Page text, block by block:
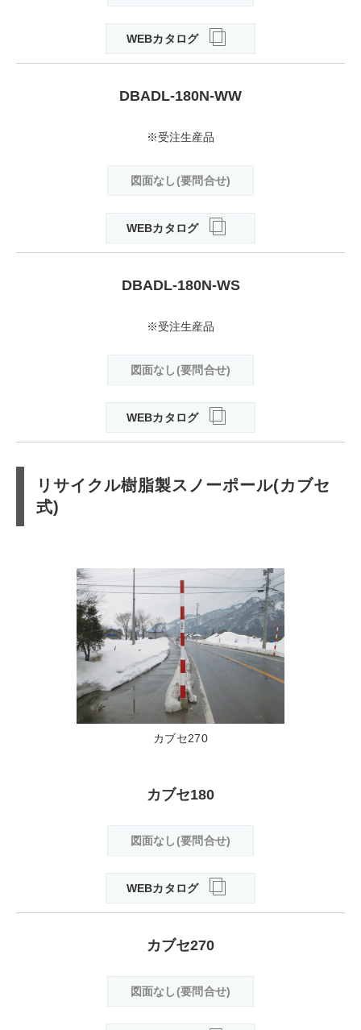
WEBカタログ
DBADL-180N-WW
※受注生産品
図面なし(要問合せ)
WEBカタログ
DBADL-180N-WS
※受注生産品
図面なし(要問合せ)
WEBカタログ
リサイクル樹脂製スノーポール(カブセ
式)
カブセ270
カブセ180
図面なし(要問合せ)
WEBカタログ
カブセ270
図面なし(要問合せ)